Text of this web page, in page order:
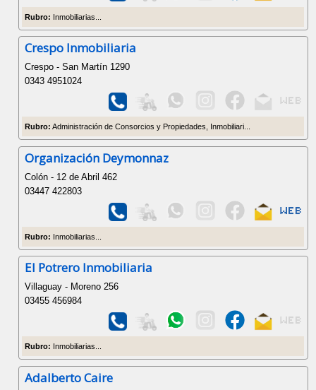
Rubro: Inmobiliarias...
Crespo Inmobiliaria
Crespo - San Martín 1290
0343 4951024
Rubro: Administración de Consorcios y Propiedades, Inmobiliari...
Organización Deymonnaz
Colón - 12 de Abril 462
03447 422803
Rubro: Inmobiliarias...
El Potrero Inmobiliaria
Villaguay - Moreno 256
03455 456984
Rubro: Inmobiliarias...
Adalberto Caire